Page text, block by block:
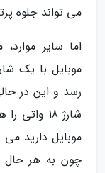
می تواند جلوه
رسد و این در
شارژ 18
موبایل دارید می
چون به هر حال